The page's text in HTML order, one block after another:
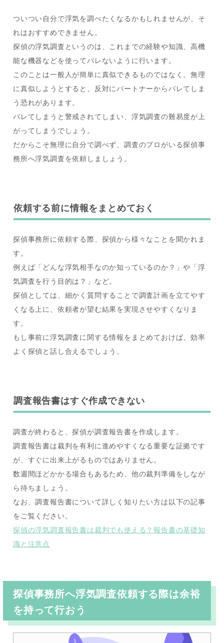
ついつい自分で浮気を調べたくなるかもしれませんが、そ
れはおすすめできません。
探偵の浮気調査というのは、これまでの経験や知識、高機
能な機器などを使ってバレないように行います。
このことは一般人が簡単に真似できるものではなく、無理
に真似しようとすると、反対にパートナーからバレてしま
う恐れがあります。
バレてしまうと警戒されてしまい、浮気調査の難易度が上
がってしまうでしょう。
だからこそ無理に自分で調べず、調査のプロがいる探偵事
務所へ浮気調査を依頼しましょう。
依頼する前に情報をまとめておく
探偵事務所に依頼する際、探偵から様々なことを聞かれま
す。
例えば「どんな浮気相手なのか知っているのか？」や「浮
気調査を行う目的は？」など。
探偵としては、細かく質問することで調査計画を立てやす
くなる上に、依頼者が望む結果を実現させやすくなりま
す。
もし事前に浮気調査に関する情報をまとめておけば、効率
よく探偵と話し合えるでしょう。
調査報告書はすぐ作成できない
調査が終わると、探偵が調査報告書を作成します。
調査報告書は裁判を有利に進めやすくなる重要な証拠です
が、すぐに出来上がるものではありません。
数週間ほどかかる場合もあるため、他の裁判準備をしなが
ら待ちましょう。
なお、調査報告書について詳しく知りたい方は以下の記事
をご覧ください。
探偵の浮気調査報告書は裁判でも使える？報告書の基礎知
識と注意点
探偵事務所へ浮気調査依頼する際は余裕
を持って行おう